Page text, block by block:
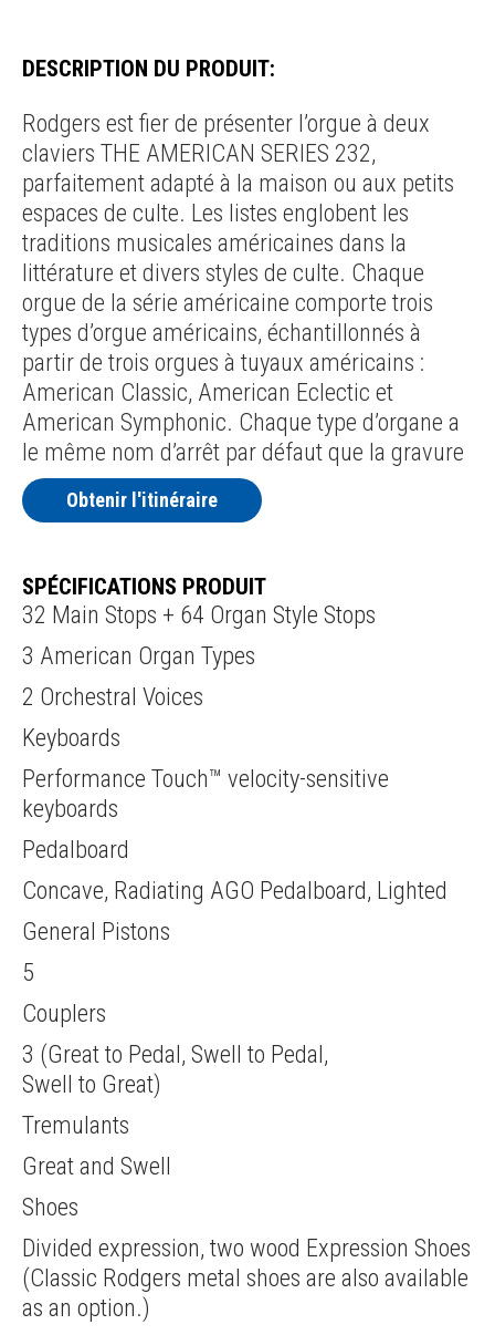
DESCRIPTION DU PRODUIT:
Rodgers est fier de présenter l’orgue à deux
claviers THE AMERICAN SERIES 232,
parfaitement adapté à la maison ou aux petits
espaces de culte. Les listes englobent les
traditions musicales américaines dans la
littérature et divers styles de culte. Chaque
orgue de la série américaine comporte trois
types d’orgue américains, échantillonnés à
partir de trois orgues à tuyaux américains :
American Classic, American Eclectic et
American Symphonic. Chaque type d’organe a
le même nom d’arrêt par défaut que la gravure
Obtenir l'itinéraire
SPÉCIFICATIONS PRODUIT
32 Main Stops + 64 Organ Style Stops
3 American Organ Types
2 Orchestral Voices
Keyboards
Performance Touch™ velocity-sensitive
keyboards
Pedalboard
Concave, Radiating AGO Pedalboard, Lighted
General Pistons
5
Couplers
3 (Great to Pedal, Swell to Pedal,
Swell to Great)
Tremulants
Great and Swell
Shoes
Divided expression, two wood Expression Shoes
(Classic Rodgers metal shoes are also available
as an option.)